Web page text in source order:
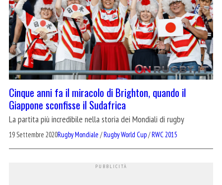
Cinque anni fa il miracolo di Brighton, quando il
Giappone sconfisse il Sudafrica
La partita più incredibile nella storia dei Mondiali di rugby
19 Settembre 2020Rugby Mondiale /Rugby World Cup/RWC 2015